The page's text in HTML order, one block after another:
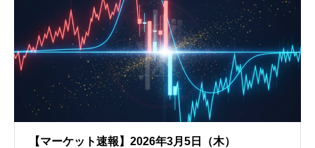
【マーケット速報】2026年3月5日（木）